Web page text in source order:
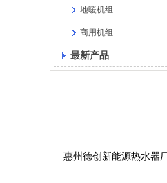
地暖机组
商用机组
最新产品
惠州德创新能源热水器